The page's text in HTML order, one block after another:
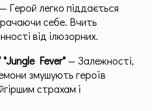
— Герой легко піддається
себе. Вчить
від ілюзорних.
Fever" — Залежності,
змушують героїв
страхам і